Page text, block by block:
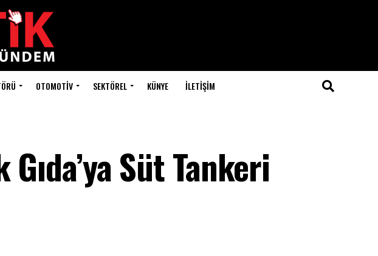
OTOMOTIV SEKTÖREL KÜNYE İLETIŞIM
Gıda’ya Süt Tankeri